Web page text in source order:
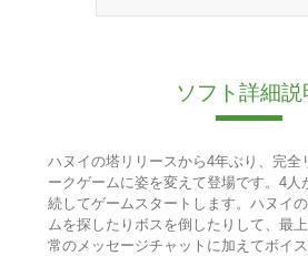
ソフト詳細説
ハヌイの塔リリースから4年ぶり、完全
ークゲームに姿を変えて登場です。4人
続してゲームスタートします。ハヌイ
ムを探したりボスを倒したりして、最
常のメッセージチャットに加えてボイ